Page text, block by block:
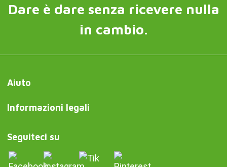
Dare è dare senza ricevere nulla
in cambio.
Aiuto
Informazioni legali
Seguiteci su